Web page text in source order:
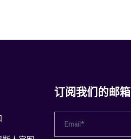
订阅我们的邮箱